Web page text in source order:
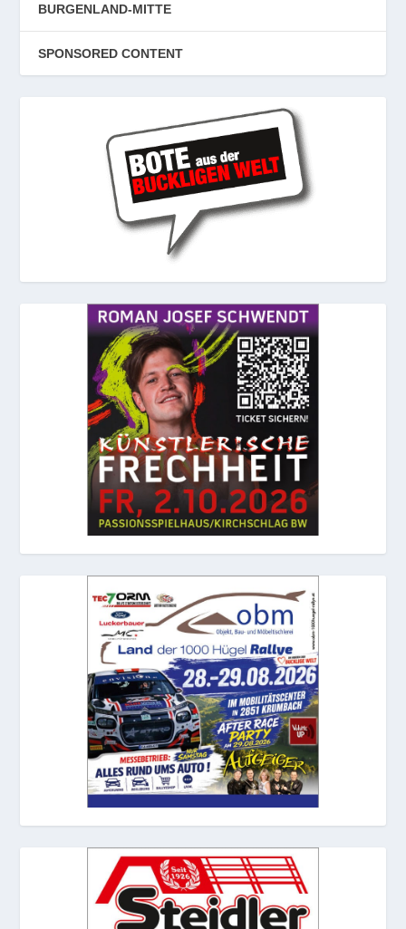
BURGENLAND-MITTE
SPONSORED CONTENT